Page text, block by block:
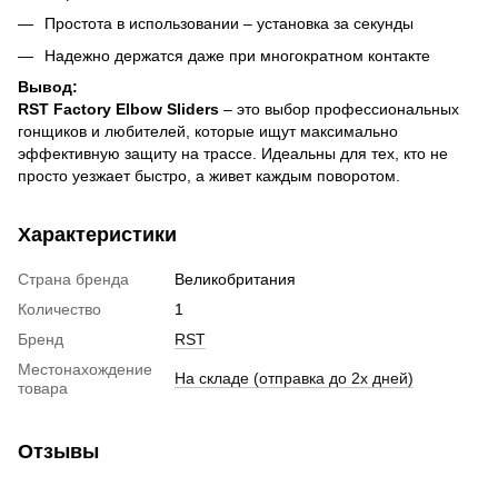
Простота в использовании – установка за секунды
Надежно держатся даже при многократном контакте
Вывод:
RST Factory Elbow Sliders – это выбор профессиональных
гонщиков и любителей, которые ищут максимально
эффективную защиту на трассе. Идеальны для тех, кто не
просто уезжает быстро, а живет каждым поворотом.
Характеристики
Страна бренда
Великобритания
Количество
1
Бренд
RST
Местонахождение
товара
На складе (отправка до 2х дней)
Отзывы